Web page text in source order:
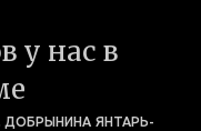
у нас в
ДОБРЫНИНА ЯНТАРЬ-